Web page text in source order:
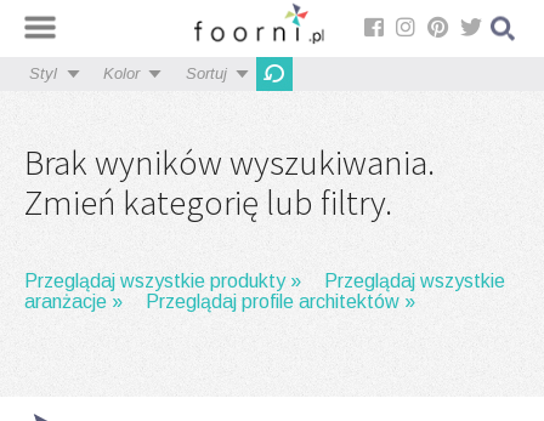
Styl Kolor Sortuj
Brak wyników wyszukiwania.
Zmień kategorię lub filtry.
Przeglądaj wszystkie produkty »
Przeglądaj wszystkie
aranżacje »
Przeglądaj profile architektów »